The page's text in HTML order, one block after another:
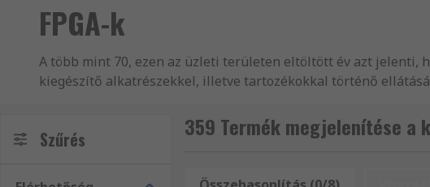
FPGA-k
A több mint 70, ezen az üzleti területen eltöltött év azt jelenti,
kiegészítő alkatrészekkel, illetve tartozékokkal történő
megbízhatnak termékeink minőségében és remek
alkatrészek, elektromos készülékek és csatlakozók termékek
áramkörök és kiegészítő alkatrészek, megtekintéséhez
Szűrés 359 Termék megjelenítése a